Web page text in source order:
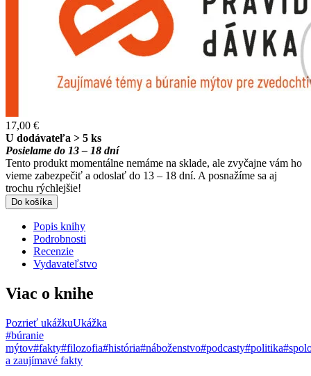
17,00 €
U dodávateľa > 5 ks
Posielame do 13 – 18 dní
Tento produkt momentálne nemáme na sklade, ale zvyčajne vám ho
vieme zabezpečiť a odoslať do 13 – 18 dní. A posnažíme sa aj
trochu rýchlejšie!
Do košíka
Popis knihy
Podrobnosti
Recenzie
Vydavateľstvo
Viac o knihe
Pozrieť ukážkuUkážka
#búranie
mýtov#fakty#filozofia#história#náboženstvo#podcasty#politika
a zaujímavé fakty